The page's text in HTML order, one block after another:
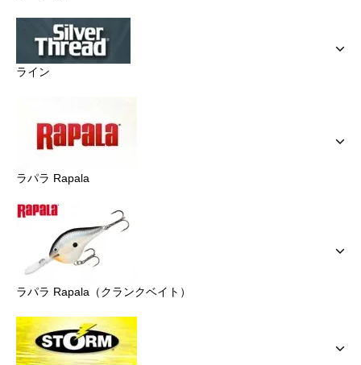
ライン
ラパラ Rapala
ラパラ Rapala（クランクベイト）